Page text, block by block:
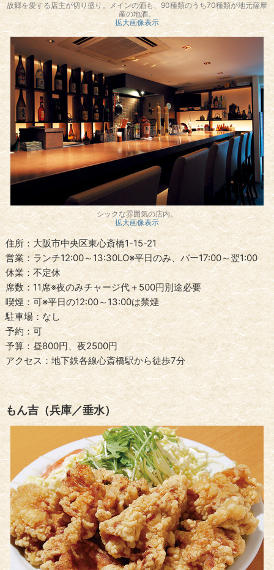
故郷を愛する店主が切り盛り。メインの酒も、90種類のうち70種類が地元薩摩
産の地酒。
拡大画像表示
シックな雰囲気の店内。
拡大画像表示
住所：大阪市中央区東心斎橋1-15-21
営業：ランチ12:00～13:30LO※平日のみ、バー17:00～翌1:00
休業：不定休
席数：11席※夜のみチャージ代＋500円別途必要
喫煙：可※平日の12:00～13:00は禁煙
駐車場：なし
予約：可
予算：昼800円、夜2500円
アクセス：地下鉄各線心斎橋駅から徒歩7分
もん吉（兵庫／垂水）